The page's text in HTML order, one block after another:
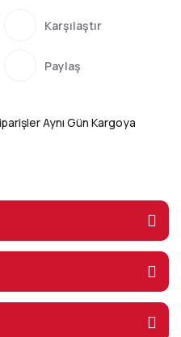
Karşılaştır
Paylaş
Aynı Gün Kargoya